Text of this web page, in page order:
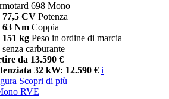
698 Mono
77,5 CV Potenza
63 Nm Coppia
151 kg Peso in ordine di marcia
senza carburante
da 13.590 €
32 kW: 12.590 € i
Scopri di più
RVE